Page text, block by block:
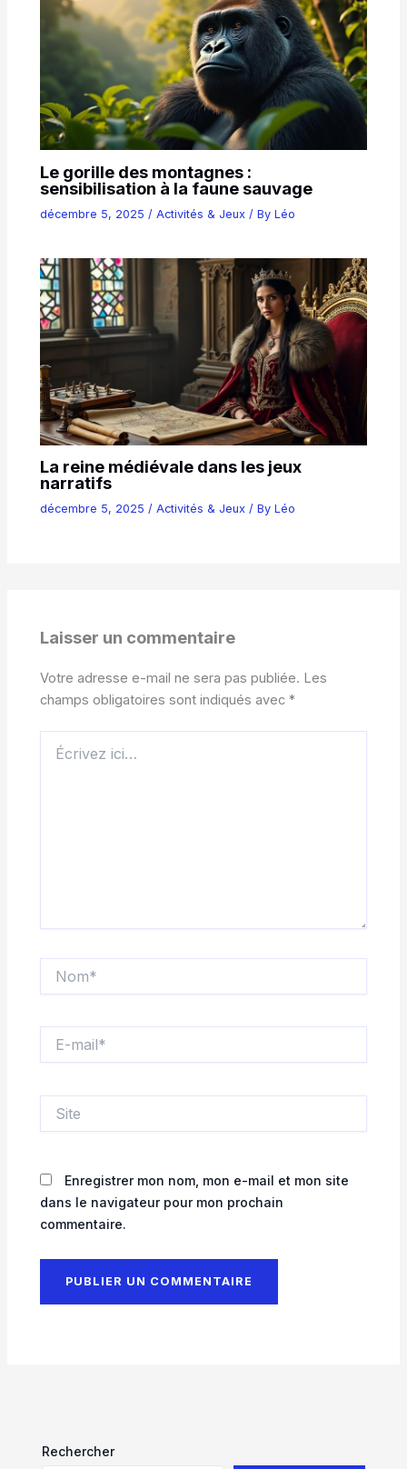
Le gorille des montagnes :
sensibilisation à la faune sauvage
décembre 5, 2025 /Activités & Jeux / ByLéo
La reine médiévale dans les jeux
narratifs
décembre 5, 2025/Activités & Jeux / ByLéo
Laisser un commentaire
Votre adresse e-mail ne sera pas publiée. Les
champs obligatoires sont indiqués avec*
ici…
mail*
Enregistrer mon nom, mon e-mail et mon site
dans le navigateur pour mon prochain
commentaire.
Rechercher